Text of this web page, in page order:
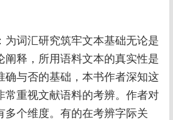
为词汇研究筑牢文本基础无论是
阐释，所用语料文本的真实性是
确与否的基础，本书作者深知这
常重视文献语料的考辨。作者对
多个维度。有的在考辨字际关